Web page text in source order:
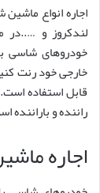
اجاره انواع
لندکروز و …..در
خودروهای شاسی
خارجی خود رنت
قابل استفاده
راننده و
اجاره